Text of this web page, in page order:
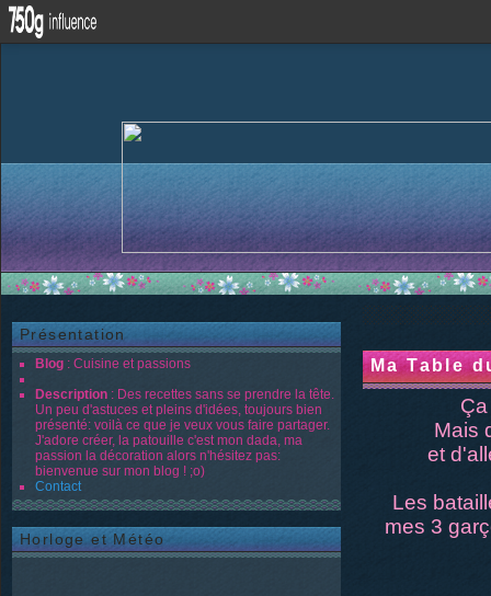
Présentation
Blog : Cuisine et passions
Description : Des recettes sans se prendre la tête.
Un peu d'astuces et pleins d'idées, toujours bien
présenté: voilà ce que je veux vous faire partager.
J'adore créer, la patouille c'est mon dada, ma
passion la décoration alors n'hésitez pas:
bienvenue sur mon blog ! ;o)
Contact
Horloge et Météo
Ma Table
Mais
et
Les
mes 3